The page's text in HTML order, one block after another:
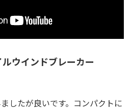
ウインドブレーカー
したが良いです。コンパクトに